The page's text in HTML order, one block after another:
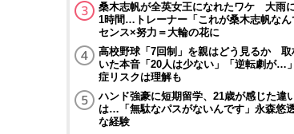
桑木志帆が全英女王になれたワケ 大雨
1時間…トレーナー「これが桑木志帆なん
センス×努力＝大輪の花に
高校野球「7回制」を親はどう見るか 取
いた本音「20人は少ない」「逆転劇が…
症リスクは理解も
ハンド強豪に短期留学、21歳が感じた違
は…「無駄なパスがないんです」永森悠
な経験